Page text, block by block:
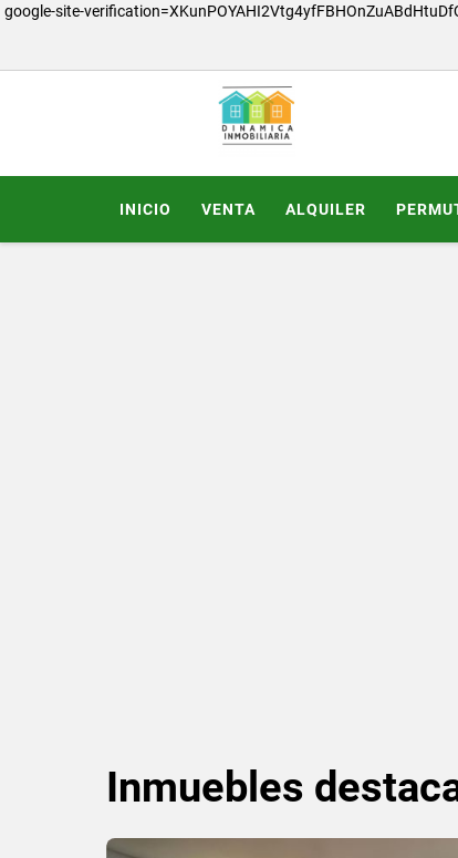
google-site-
INICIO VENTA ALQUILER
Inmuebles